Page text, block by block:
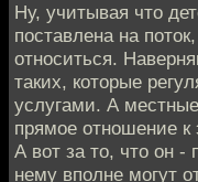
Ну, учитывая что
поставлена на
относиться.
таких, которые
услугами. А
прямое отношение к
А вот за то, что он -
нему вполне могут